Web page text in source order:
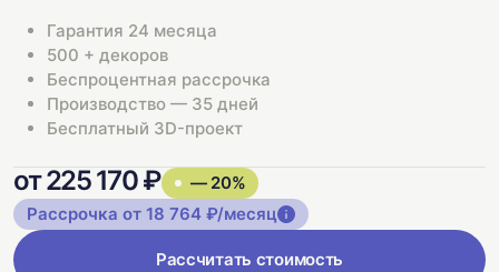
Гарантия 24 месяца
500 + декоров
Беспроцентная рассрочка
Производство — 35 дней
Бесплатный 3D-проект
от 225 170 ₽
— 20%
Рассрочка от 18 764 ₽/месяц
Рассчитать стоимость